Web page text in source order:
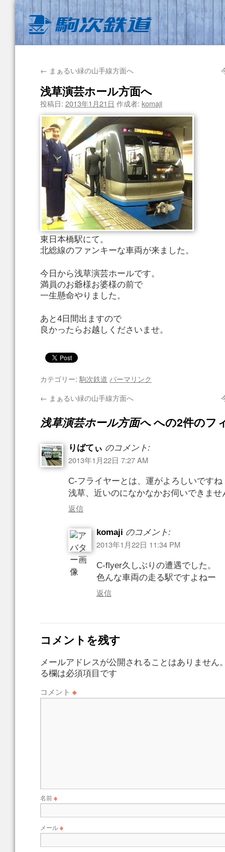
← まぁるい緑の山手線方面へ
浅草演芸ホール方面へ
投稿日: 2013年1月21日 作成者: komaji
東日本橋駅にて。
北総線のファンキーな車両が来ました。
今日から浅草演芸ホールです。
満員のお爺様お婆様の前で
一生懸命やりました。
あと4日間出ますので
良かったらお越しくださいませ。
カテゴリー: 駒次鉄道 パーマリンク
← まぁるい緑の山手線方面へ
浅草演芸ホール方面へへの2件のフ
りばてぃ のコメント:
2013年1月22日 7:27 AM
C-フライヤーとは、運がよろしいですね
浅草、近いのになかなかお伺いできませ
返信
komaji のコメント:
2013年1月22日 11:34 PM
C-flyer久しぶりの遭遇でした。
色んな車両の走る駅ですよねー
返信
コメントを残す
メールアドレスが公開されることはありません
る欄は必須項目です
コメント ※
名前※
メール※